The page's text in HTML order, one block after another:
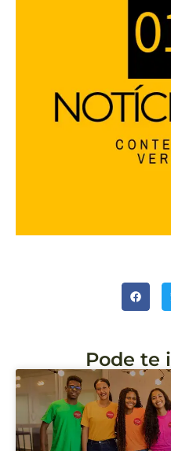
Pode te